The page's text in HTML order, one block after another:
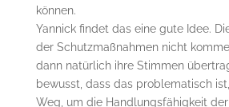
können.
Yannick findet das eine gute Idee.
der Schutzmaßnahmen nicht
dann natürlich ihre Stimmen
bewusst, dass das problematisch
Weg, um die Handlungsfähigkeit der